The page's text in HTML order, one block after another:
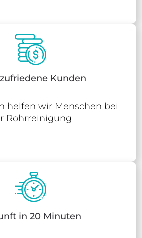
Kunden
helfen wir Menschen bei
Rohrreinigung
in 20 Minuten